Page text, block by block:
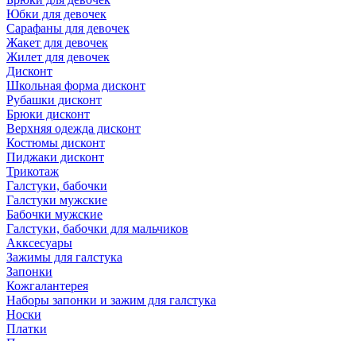
Юбки для девочек
Сарафаны для девочек
Жакет для девочек
Жилет для девочек
Дисконт
Школьная форма дисконт
Рубашки дисконт
Брюки дисконт
Верхняя одежда дисконт
Костюмы дисконт
Пиджаки дисконт
Трикотаж
Галстуки, бабочки
Галстуки мужские
Бабочки мужские
Галстуки, бабочки для мальчиков
Акксесуары
Зажимы для галстука
Запонки
Кожгалантерея
Наборы запонки и зажим для галстука
Носки
Платки